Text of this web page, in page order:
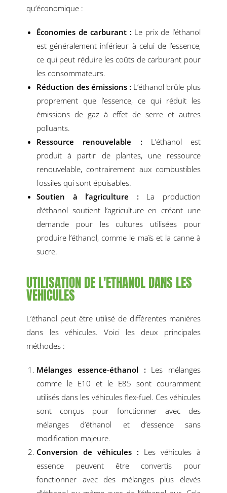
qu’économique :
Économies de carburant : Le prix de l’éthanol
est généralement inférieur à celui de l’essence,
ce qui peut réduire les coûts de carburant pour
les consommateurs.
Réduction des émissions : L’éthanol brûle plus
proprement que l’essence, ce qui réduit les
émissions de gaz à effet de serre et autres
polluants.
Ressource renouvelable : L’éthanol est
produit à partir de plantes, une ressource
renouvelable, contrairement aux combustibles
fossiles qui sont épuisables.
Soutien à l’agriculture : La production
d’éthanol soutient l’agriculture en créant une
demande pour les cultures utilisées pour
produire l’éthanol, comme le maïs et la canne à
sucre.
UTILISATION DE L'ETHANOL DANS LES
VEHICULES
L’éthanol peut être utilisé de différentes manières
dans les véhicules. Voici les deux principales
méthodes :
Mélanges essence-éthanol : Les mélanges
comme le E10 et le E85 sont couramment
utilisés dans les véhicules flex-fuel. Ces véhicules
sont conçus pour fonctionner avec des
mélanges d’éthanol et d’essence sans
modification majeure.
Conversion de véhicules : Les véhicules à
essence peuvent être convertis pour
fonctionner avec des mélanges plus élevés